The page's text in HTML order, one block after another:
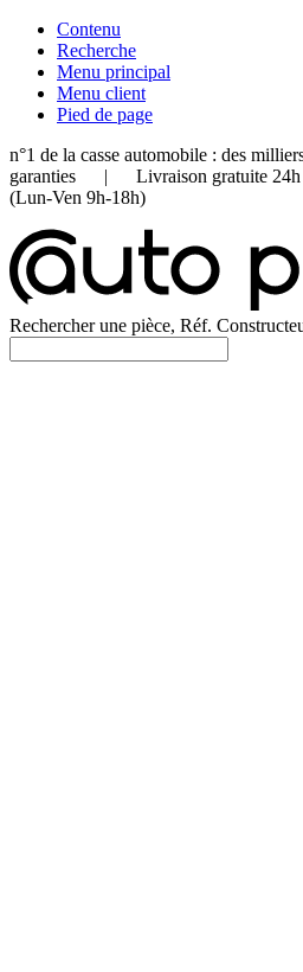
Contenu
Recherche
Menu principal
Menu client
Pied de page
n°1 de la casse automobile : des
garanties | Livraison gratuite
(Lun-Ven 9h-18h)
Rechercher une pièce, Réf.